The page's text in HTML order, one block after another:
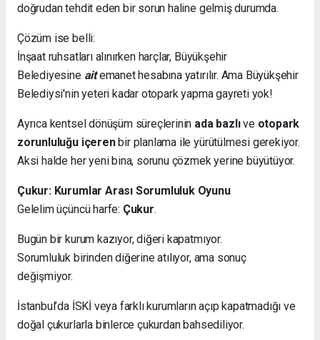
doğrudan tehdit eden bir sorun haline gelmiş durumda.
Çözüm ise belli:
İnşaat ruhsatları alınırken harçlar, Büyükşehir
Belediyesine aitemanet hesabına yatırılır. Ama Büyükşehir
Belediysi'nin yeteri kadar otopark yapma gayreti yok!
Ayrıca kentsel dönüşüm süreçlerinin ada bazlıve otopark
zorunluluğu içerenbir planlama ile yürütülmesi gerekiyor.
Aksi halde her yeni bina, sorunu çözmek yerine büyütüyor.
Çukur: Kurumlar Arası Sorumluluk Oyunu
Gelelim üçüncü harfe: Çukur.
Bugün bir kurum kazıyor, diğeri kapatmıyor.
Sorumluluk birinden diğerine atılıyor, ama sonuç
değişmiyor.
İstanbul’da İSKİ veya farklı kurumların açıp kapatmadığı ve
doğal çukurlarla binlerce çukurdan bahsediliyor.